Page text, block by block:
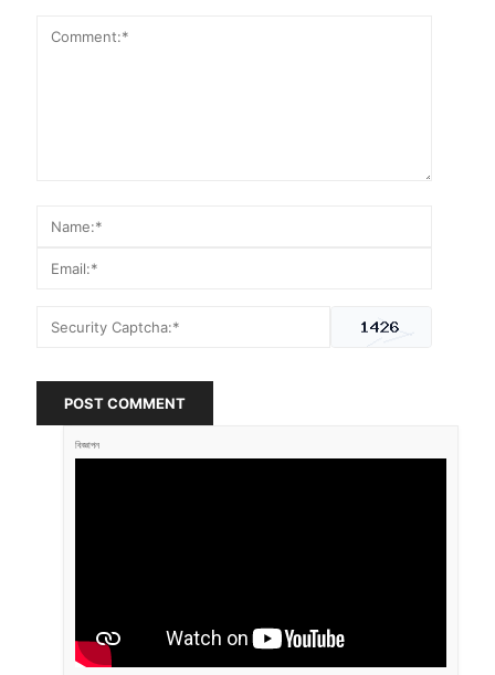
POST COMMENT
বিজ্ঞাপন